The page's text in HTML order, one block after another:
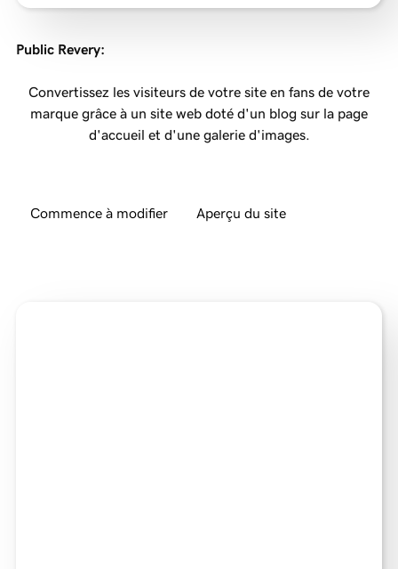
Public Revery:
Convertissez les visiteurs de votre site en fans de votre
marque grâce à un site web doté d'un blog sur la page
d'accueil et d'une galerie d'images.
Commence à modifier Aperçu du site